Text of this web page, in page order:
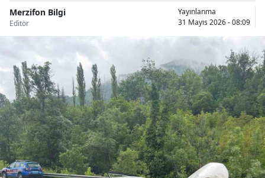
Merzifon Bilgi
Editör
Yayınlanma
31 Mayıs 2026 - 08:09